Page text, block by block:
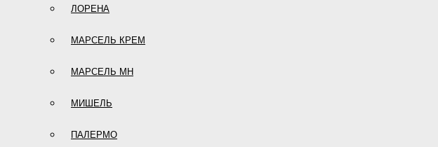
ЛОРЕНА
МАРСЕЛЬ КРЕМ
МАРСЕЛЬ МН
МИШЕЛЬ
ПАЛЕРМО